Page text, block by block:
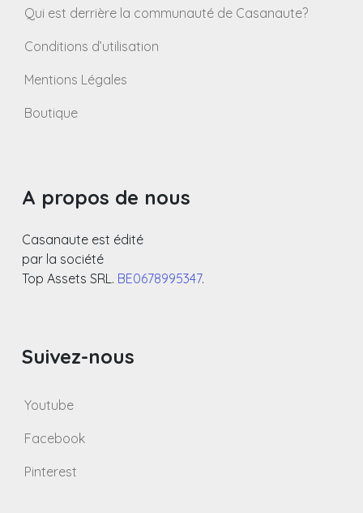
Qui est derrière la communauté de Casanaute?
Conditions d’utilisation
Mentions Légales
Boutique
A propos de nous
Casanaute est édité
par la société
Top Assets SRL. BE0678995347.
Suivez-nous
Youtube
Facebook
Pinterest